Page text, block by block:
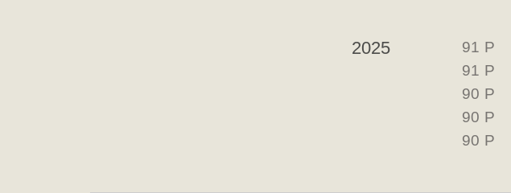
2025 91 P
91 P
90 P
90 P
90 P